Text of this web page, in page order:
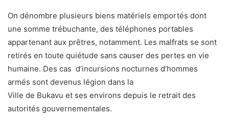
On dénombre plusieurs biens matériels emportés dont
une somme trébuchante, des téléphones portables
appartenant aux prêtres, notamment. Les malfrats se sont
retirés en toute quiétude sans causer des pertes en vie
humaine. Des cas d’incursions nocturnes d’hommes
armés sont devenus légion dans la
Ville de Bukavu et ses environs depuis le retrait des
autorités gouvernementales.